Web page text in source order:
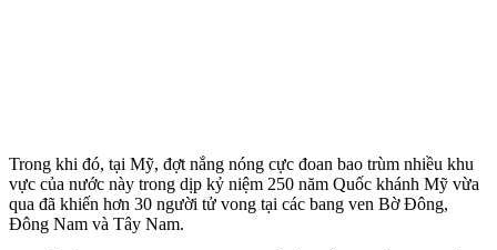
Trong khi đó, tại Mỹ, đợt nắng nóng cực đoan bao trùm nhiều khu
vực của nước này trong dịp kỷ niệm 250 năm Quốc khánh Mỹ vừa
qua đã khiến hơn 30 người t‌ử von‌g tại các bang ven Bờ Đông,
Đông Nam và Tây Nam.